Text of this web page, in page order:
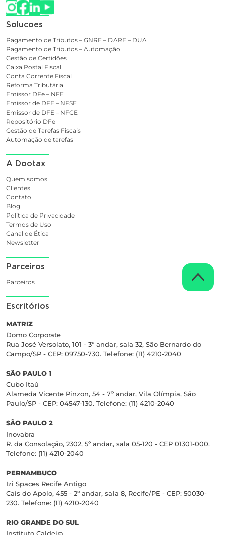
Solucoes
Pagamento de Tributos – GNRE – DARE – DUA
Pagamento de Tributos – Automação
Gestão de Certidões
Caixa Postal Fiscal
Conta Corrente Fiscal
Reforma Tributária
Emissor DFe – NFE
Emissor de DFE – NFSE
Emissor de DFE – NFCE
Repositório DFe
Gestão de Tarefas Fiscais
Automação de tarefas
A Dootax
Quem somos
Clientes
Contato
Blog
Política de Privacidade
Termos de Uso
Canal de Ética
Newsletter
Parceiros
Parceiros
Escritórios
MATRIZ
Domo Corporate
Rua José Versolato, 101 - 3º andar, sala 32, São Bernardo do
Campo/SP - CEP: 09750-730. Telefone: (11) 4210-2040
SÃO PAULO 1
Cubo Itaú
Alameda Vicente Pinzon, 54 - 7º andar, Vila Olímpia, São
Paulo/SP - CEP: 04547-130. Telefone: (11) 4210-2040
SÃO PAULO 2
Inovabra
R. da Consolação, 2302, 5º andar, sala 05-120 - CEP 01301-000.
Telefone: (11) 4210-2040
PERNAMBUCO
Izi Spaces Recife Antigo
Cais do Apolo, 455 - 2º andar, sala 8, Recife/PE - CEP: 50030-
230. Telefone: (11) 4210-2040
RIO GRANDE DO SUL